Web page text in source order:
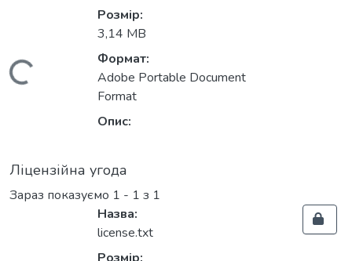
Вантажиться...
Розмір:
3,14 MB
Формат:
Adobe Portable Document
Format
Опис:
Ліцензійна угода
Зараз показуємо 1 - 1 з 1
Назва:
license.txt